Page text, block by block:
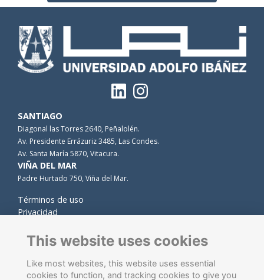
SANTIAGO
Diagonal las Torres 2640, Peñalolén.
Av. Presidente Errázuriz 3485, Las Condes.
Av. Santa María 5870, Vitacura.
VIÑA DEL MAR
Padre Hurtado 750, Viña del Mar.
Términos de uso
Privacidad
Contacto
This website uses cookies
Like most websites, this website uses essential
cookies to function, and tracking cookies to give you